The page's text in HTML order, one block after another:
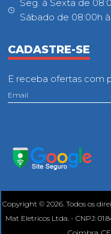
Seg. à Sexta de
Sábado de 08:00h
CADASTRE-SE
E receba ofertas com
Copyright © 2026. Todos os
Mat Eletricos Ltda. - CNPJ: